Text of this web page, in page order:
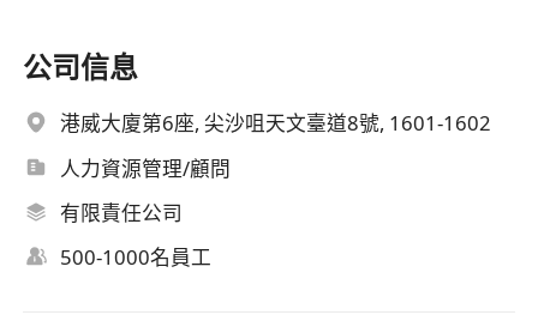
公司信息
港威大廈第6座, 尖沙咀天文臺道8號, 1601-1602
人力資源管理/顧問
有限責任公司
500-1000名員工